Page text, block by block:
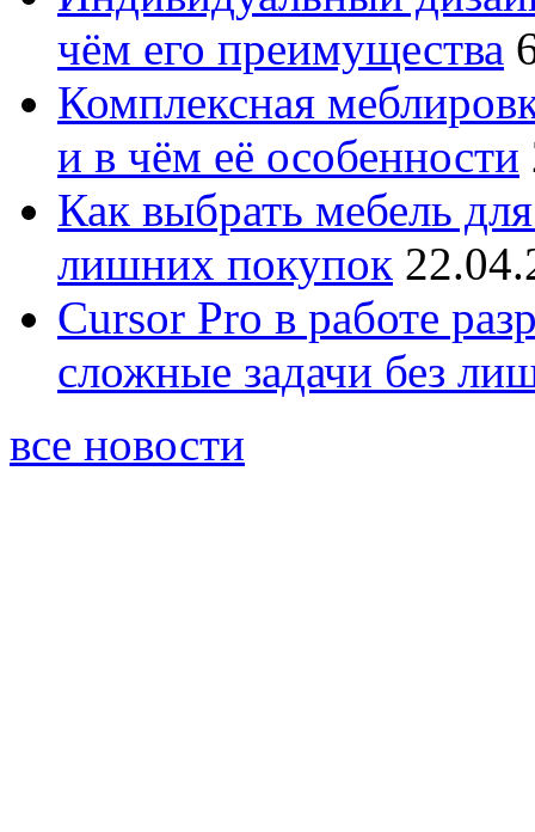
чём его преимущества
Комплексная
и в чём её особенности
Как выбрать мебель
лишних покупок
Cursor Pro в работе
сложные задачи без
все новости